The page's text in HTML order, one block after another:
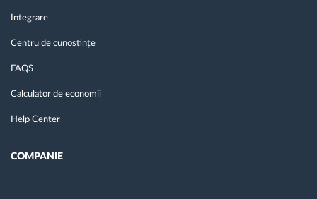
Integrare
Centru de cunoștințe
FAQS
Calculator de economii
Help Center
COMPANIE